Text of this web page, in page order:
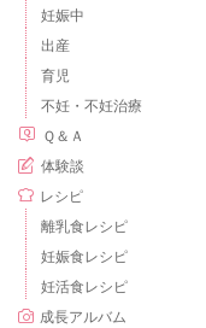
妊娠中
出産
育児
不妊・不妊治療
Ｑ＆Ａ
体験談
レシピ
離乳食レシピ
妊娠食レシピ
妊活食レシピ
成長アルバム